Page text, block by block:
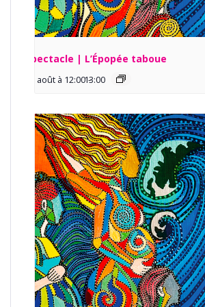
Spectacle | L’Épopée taboue
13 août à 12:00 -
13:00